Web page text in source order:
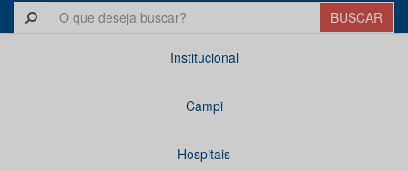
Institucional
Campi
Hospitais